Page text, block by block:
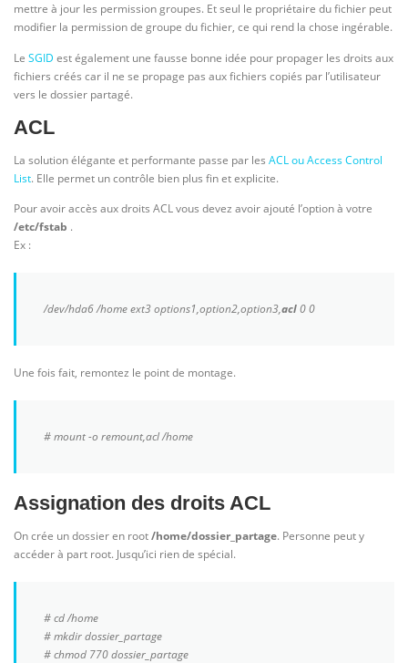
mettre à jour les permission groupes. Et seul le propriétaire du fichier peut
modifier la permission de groupe du fichier, ce qui rend la chose ingérable.
Le SGID est également une fausse bonne idée pour propager les droits aux
fichiers créés car il ne se propage pas aux fichiers copiés par l’utilisateur
vers le dossier partagé.
ACL
La solution élégante et performante passe par les ACL ou Access Control
List. Elle permet un contrôle bien plus fin et explicite.
Pour avoir accès aux droits ACL vous devez avoir ajouté l’option à votre
/etc/fstab .
Ex :
/dev/hda6 /home ext3 options1,option2,option3,acl0 0
Une fois fait, remontez le point de montage.
# mount -o remount,acl /home
Assignation des droits ACL
On crée un dossier en root/home/dossier_partage. Personne peut y
accéder à part root. Jusqu’ici rien de spécial.
# cd /home
# mkdir dossier_partage
# chmod 770 dossier_partage